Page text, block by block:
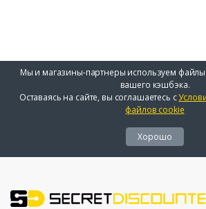
Мы и магазины-партнеры используем файлы
вашего кэшбэка.
Оставаясь на сайте, вы соглашаетесь с
файлов cookie
Хорошо